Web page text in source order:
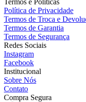
Política de Privacidade
Termos de Troca e
Termos de Garantia
Termos de Segurança
Redes Sociais
Instagram
Facebook
Institucional
Sobre Nós
Contato
Compra Segura